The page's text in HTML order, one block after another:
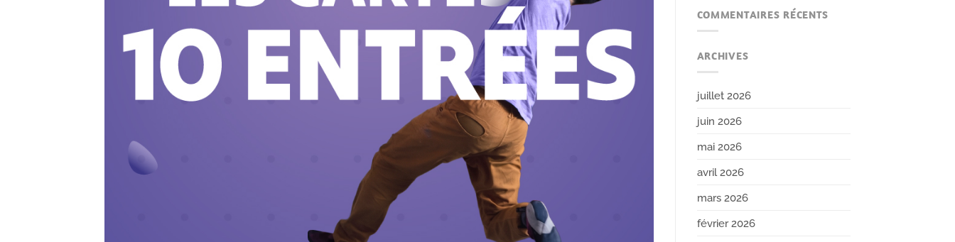
COMMENTAIRES RÉCENTS
ARCHIVES
juillet 2026
juin 2026
mai 2026
avril 2026
mars 2026
février 2026